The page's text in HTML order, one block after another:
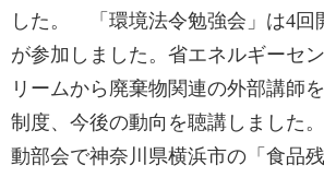
した。 「環境法令勉強会」は4回
が参加しました。省エネルギーセ
リームから廃棄物関連の外部講師
制度、今後の動向を聴講しました
動部会で神奈川県横浜市の「食品